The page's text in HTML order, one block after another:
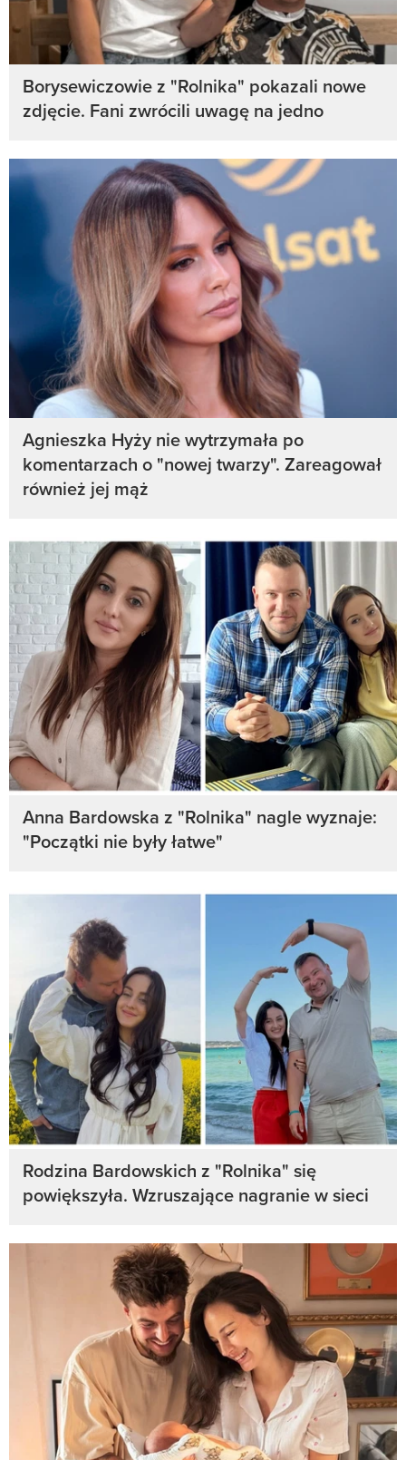
Borysewiczowie z "Rolnika" pokazali nowe
zdjęcie. Fani zwrócili uwagę na jedno
Agnieszka Hyży nie wytrzymała po
komentarzach o "nowej twarzy". Zareagował
również jej mąż
Anna Bardowska z "Rolnika" nagle wyznaje:
"Początki nie były łatwe"
Rodzina Bardowskich z "Rolnika" się
powiększyła. Wzruszające nagranie w sieci